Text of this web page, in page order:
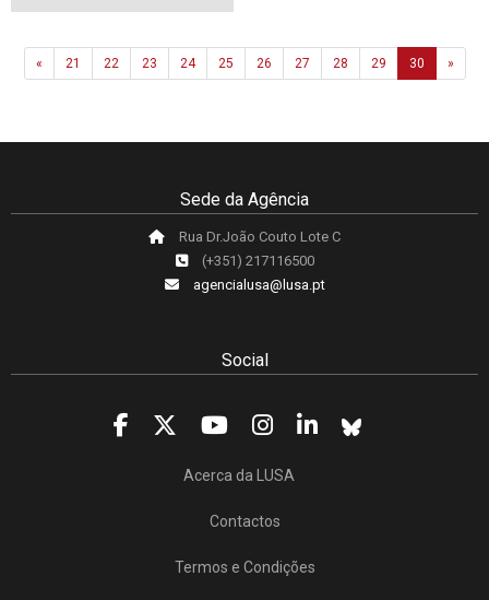
«Previous
21 22 23 24 25 26 27 28 29 30 »Next
Sede da Agência
Rua Dr.João Couto Lote C
(+351) 217116500
agencialusa@lusa.pt
Social
Acerca da LUSA
Contactos
Termos e Condições